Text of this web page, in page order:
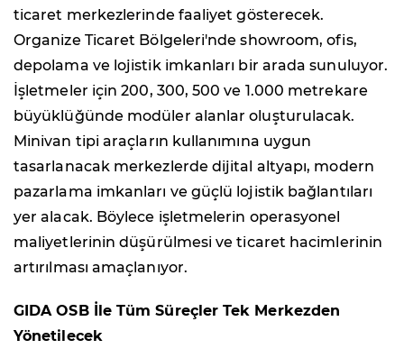
ticaret merkezlerinde faaliyet gösterecek.
Organize Ticaret Bölgeleri'nde showroom, ofis,
depolama ve lojistik imkanları bir arada sunuluyor.
İşletmeler için 200, 300, 500 ve 1.000 metrekare
büyüklüğünde modüler alanlar oluşturulacak.
Minivan tipi araçların kullanımına uygun
tasarlanacak merkezlerde dijital altyapı, modern
pazarlama imkanları ve güçlü lojistik bağlantıları
yer alacak. Böylece işletmelerin operasyonel
maliyetlerinin düşürülmesi ve ticaret hacimlerinin
artırılması amaçlanıyor.
GIDA OSB İle Tüm Süreçler Tek Merkezden
Yönetilecek